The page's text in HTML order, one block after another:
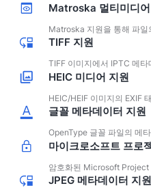
Matroska 멀티미디
Matroska 지원을 통해 파일
TIFF 지원
TIFF 이미지에서 IPTC 메타
HEIC 미디어 지원
HEIC/HEIF 이미지의 EXIF
글꼴 메타데이터 지원
OpenType 글꼴 파일의 메
마이크로소프트 프로
암호화된 Microsoft Project
JPEG 메타데이터 지원